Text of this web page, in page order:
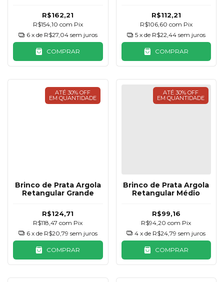
R$162,21
R$154,10 com Pix
6 x de R$27,04 sem juros
COMPRAR
R$112,21
R$106,60 com Pix
5 x de R$22,44 sem juros
COMPRAR
ATÉ 30% OFF
EM QUANTIDADE
Brinco de Prata Argola
Retangular Grande
R$124,71
R$118,47com Pix
6 x de R$20,79 sem juros
COMPRAR
ATÉ 30% OFF
EM QUANTIDADE
Brinco de Prata Argola
Retangular Médio
R$99,16
R$94,20com Pix
4 x de R$24,79 sem juros
COMPRAR